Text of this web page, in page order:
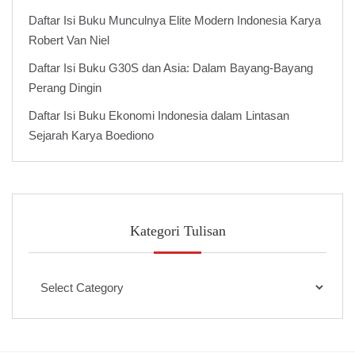
Daftar Isi Buku Munculnya Elite Modern Indonesia Karya
Robert Van Niel
Daftar Isi Buku G30S dan Asia: Dalam Bayang-Bayang
Perang Dingin
Daftar Isi Buku Ekonomi Indonesia dalam Lintasan
Sejarah Karya Boediono
Kategori Tulisan